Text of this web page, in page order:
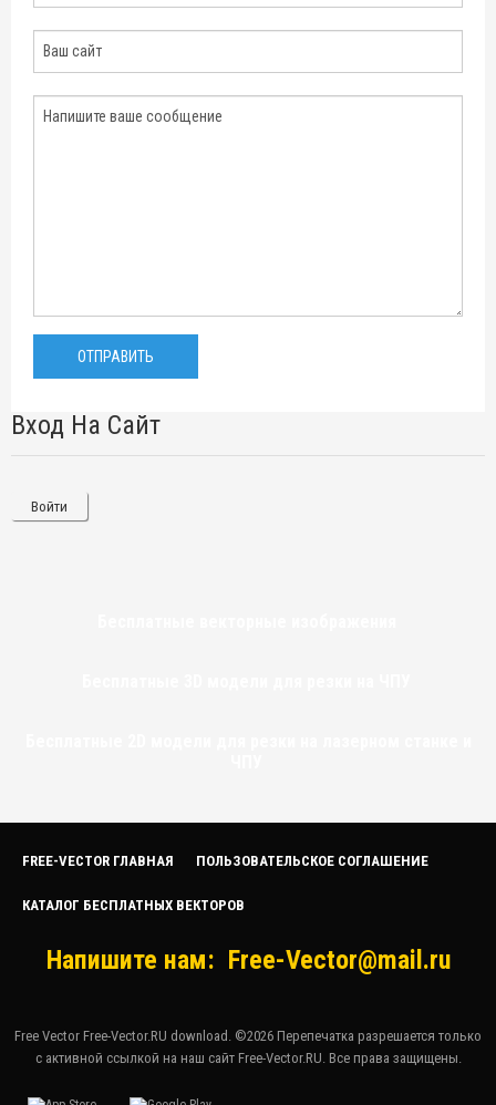
Вход На Сайт
Войти
FREE-VECTOR ГЛАВНАЯ ПОЛЬЗОВАТЕЛЬСКОЕ СОГЛАШЕНИЕ
КАТАЛОГ БЕСПЛАТНЫХ ВЕКТОРОВ
Напишите нам: Free-Vector@mail.ru
Free Vector Free-Vector.RU download. ©2026 Перепечатка разрешается только
с активной ссылкой на наш сайт Free-Vector.RU. Все права защищены.